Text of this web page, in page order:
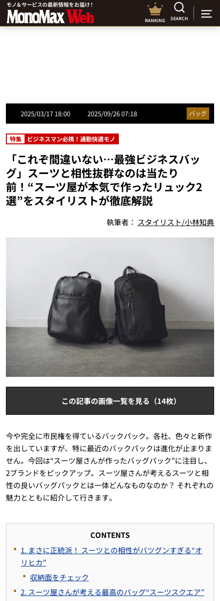
RANKING SEARCH
2025/03/17 18:00 2025/09/26 07:18 バッグ
特集 ビジネスマン必携！通勤快適モノ
「これぞ間違いない…最強ビジネスバッ
グ」スーツと相性抜群なのは当たり
前！“スーツ屋が本気で作ったリュック2
選”をスタイリストが徹底解説
執筆者： スタイリスト/小林知典
この記事の画像一覧を見る（14枚）
今や完全に市民権を得ているバックパック。各社、色々と新作
を出していますが、特に最近のバックパックは進化が止まりま
せん。今回は“スーツ屋さんが作ったバッグパック”に注目し、
2ブランドをピックアップ。スーツ屋さんが考えるスーツと相
性の良いバッグパックとは一体どんなものなのか？ それぞれの
魅力とともに紹介して行きます。
CONTENTS
1. まさに正統派！ スーツとの相性がバツグンすぎる“オ
リヒカ”
収納面をチェック
2. スーツ屋さんが考える最高のバッグ“スーツスクエア”